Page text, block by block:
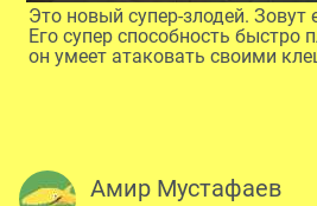
Это новый супер-злодей. Зовут
Его супер способность быстро
он умеет атаковать своими
Амир Мустафаев